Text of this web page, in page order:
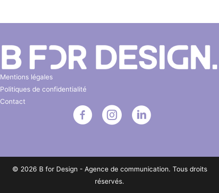
Mentions légales
Politiques de confidentialité
Contact
© 2026 B for Design - Agence de communication. Tous droits
réservés.